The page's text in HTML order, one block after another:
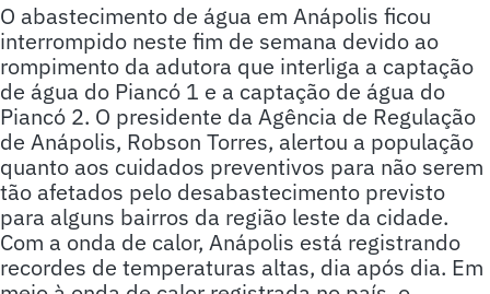
O abastecimento de água em Anápolis ficou
interrompido neste fim de semana devido ao
rompimento da adutora que interliga a captação
de água do Piancó 1 e a captação de água do
Piancó 2. O presidente da Agência de Regulação
de Anápolis, Robson Torres, alertou a população
quanto aos cuidados preventivos para não serem
tão afetados pelo desabastecimento previsto
para alguns bairros da região leste da cidade.
Com a onda de calor, Anápolis está registrando
recordes de temperaturas altas, dia após dia. Em